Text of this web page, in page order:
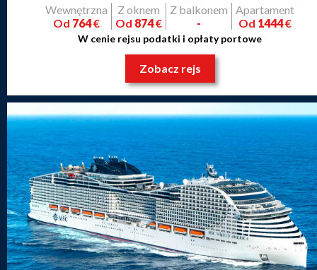
Wewnętrzna
Od 764€
Z oknem
Od 874€
Z balkonem
-
Apartament
Od 1444€
W cenie rejsu podatki i opłaty portowe
Zobacz rejs